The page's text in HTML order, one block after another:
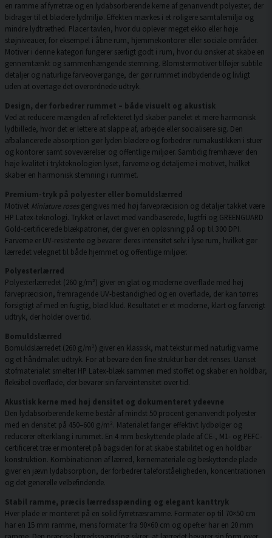
en ramme af fyrretræ og en lydabsorberende kerne af genanvendt polyester, der
bidrager til et blødere lydmiljø. Effekten mærkes i et roligere samtalemiljø og
mindre lydtræthed. Placer tavlen, hvor du oplever meget ekko eller høje
støjniveauer, for eksempel i åbne rum, hjemmekontorer eller sociale områder.
Motiver i denne kategori fungerer særligt godt i rum, hvor du ønsker at skabe en
gennemtænkt og sammenhængende stemning. Blomstermotiver tilføjer subtile
detaljer og naturlige farveovergange, der gør rummet indbydende og livligt
uden at overtage det overordnede udtryk.
Design, der forbedrer rummet – både visuelt og akustisk
Ved at reducere mængden af reflekteret lyd skaber panelet et mere harmonisk
lydbillede, hvor det er lettere at slappe af, arbejde eller socialisere sig. Den
afbalancerede absorption gør lyden blødere og forbedrer rumakustikken i stuer
og kontorer samt soveværelser og offentlige miljøer. Samtidig fremhæver den
høje kvalitet i trykteknologien lyset, farverne og detaljerne i motivet, hvilket
skaber en harmonisk stemning i rummet.
Premium-tryk på polyester eller bomuldslærred
Motivet Miniature rosesgengives med høj farvepræcision og detaljer takket være
HP Latex-teknologi. Trykket er lavet med vandbaserede, lugtfri og GREENGUARD
Gold-certificerede blækpatroner, der giver en opløsning på op til 300 DPI.
Farverne er UV-resistente og bevarer deres intensitet selv i lyse rum, hvilket gør
lærredet velegnet til både hjemmet og offentlige miljøer.
Polyesterlærred
Polyesterlærredet (260 g/m²) giver en glat og moderne overflade med høj
farvepræcision, fremragende UV-bestandighed og en overflade, der kan tørres
forsigtigt af med en fugtig, blød klud. Resultatet er et moderne, klart og farverigt
udtryk, der holder over tid.
Bomuldslærred
Bomuldslærredet (260 g/m²) giver en klassisk, mat tekstur med naturlig varme
og et håndmalet udtryk. For at bevare den fine struktur bør det renses. Uanset
stofmaterialet smelter HP Latex-blæk sammen med stoffet og skaber en holdbar,
fleksibel overflade, der bevarer sin farveintensitet over tid.
Akustisk kerne med høj densitet og dokumenteret ydeevne
Den lydabsorberende kerne består af mindst 50 procent genanvendt polyester
med en densitet på 450–600 g/m². Materialet fanger effektivt lydbølger og
reducerer efterklang i rummet. En 4 mm beskyttende plade af CE-, M1- og PEFC-
certificeret træ er monteret på bagsiden for at skabe stabilitet og en holdbar
konstruktion. Kombinationen af lærred, kernemateriale og beskyttende plade
giver en jævn lydabsorption, der forbedrer taleforståeligheden, koncentrationen
og det generelle velbefindende.
Stabil ramme, præcis lærredsspænding og elegant kanttryk
Hver plade er monteret på en solid fyrretræsramme. Formater op til 70×50 cm
har en 15 mm ramme, mens formater fra 90×60 cm og opefter har en 20 mm